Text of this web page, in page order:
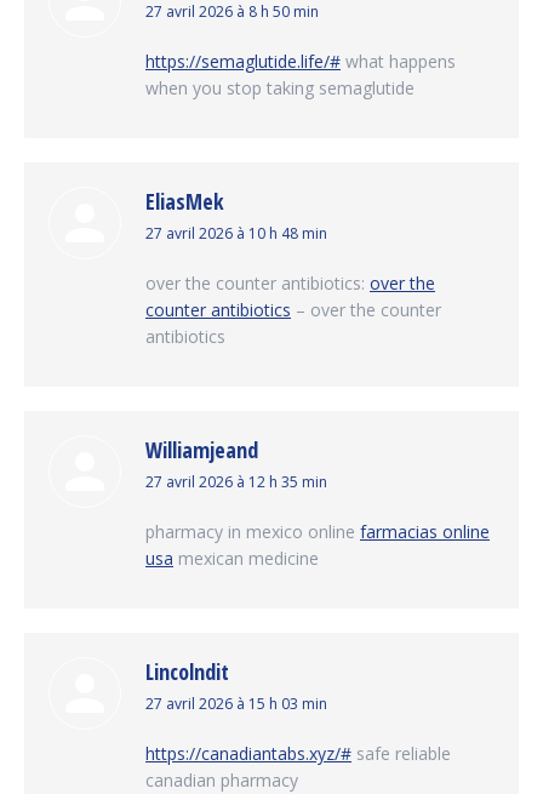
dit
27 avril 2026 à 8 h 50 min
https://semaglutide.life/# what happens
when you stop taking semaglutide
EliasMek
dit
27 avril 2026 à 10 h 48 min
over the counter antibiotics: over the
counter antibiotics – over the counter
antibiotics
Williamjeand
dit
27 avril 2026 à 12 h 35 min
pharmacy in mexico online farmacias online
usa mexican medicine
Lincolndit
dit
27 avril 2026 à 15 h 03 min
https://canadiantabs.xyz/# safe reliable
canadian pharmacy